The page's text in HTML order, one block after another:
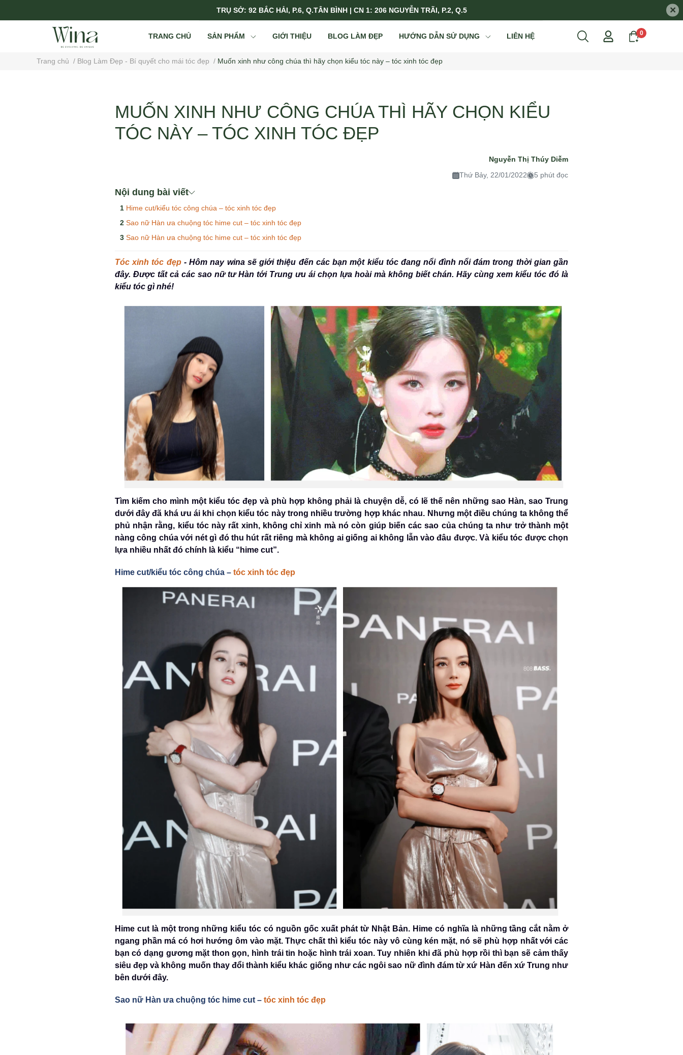
TRỤ SỞ: 92 BẮC HẢI, P.6, Q.TÂN BÌNH | CN 1: 206 NGUYỄN TRÃI, P.2, Q.5 ×
TRANG CHỦ SẢN PHẨM GIỚI THIỆU BLOG LÀM ĐẸP HƯỚNG DẪN SỬ DỤNG LIÊN HỆ 0
Trang chủ / Blog Làm Đẹp - Bí quyết cho mái tóc đẹp / Muốn xinh như công chúa thì hãy chọn kiểu tóc này – tóc xinh tóc đẹp
MUỐN XINH NHƯ CÔNG CHÚA THÌ HÃY CHỌN KIỂU
TÓC NÀY – TÓC XINH TÓC ĐẸP
Nguyễn Thị Thúy Diễm
Thứ Bảy, 22/01/2022
5 phút đọc
Nội dung bài viết
Hime cut/kiểu tóc công chúa – tóc xinh tóc đẹp
Sao nữ Hàn ưa chuộng tóc hime cut – tóc xinh tóc đẹp
Sao nữ Hàn ưa chuộng tóc hime cut – tóc xinh tóc đẹp
Tóc xinh tóc đẹp -Hôm nay wina sẽ giới thiệu đến các bạn một kiểu tóc đang nổi đình nổi đám trong thời gian gần
đây. Được tất cả các sao nữ tư Hàn tới Trung ưu ái chọn lựa hoài mà không biết chán. Hãy cùng xem kiểu tóc đó là
kiểu tóc gì nhé!
Tìm kiếm cho mình một kiểu tóc đẹp và phù hợp không phải là chuyện dễ, có lẽ thế nên những sao Hàn, sao Trung
dưới đây đã khá ưu ái khi chọn kiểu tóc này trong nhiều trường hợp khác nhau. Nhưng một điều chúng ta không thể
phủ nhận rằng, kiểu tóc này rất xinh, không chỉ xinh mà nó còn giúp biến các sao của chúng ta như trở thành một
nàng công chúa với nét gì đó thu hút rất riêng mà không ai giống ai không lẫn vào đâu được. Và kiểu tóc được chọn
lựa nhiều nhất đó chính là kiểu “hime cut”.
Hime cut/kiểu tóc công chúa – tóc xinh tóc đẹp
Hime cut là một trong những kiểu tóc có nguồn gốc xuất phát từ Nhật Bản. Hime có nghĩa là những tầng cắt nằm ở
ngang phần má có hơi hướng ôm vào mặt. Thực chất thì kiểu tóc này vô cùng kén mặt, nó sẽ phù hợp nhất với các
bạn có dạng gương mặt thon gọn, hình trái tin hoặc hình trái xoan. Tuy nhiên khi đã phù hợp rồi thì bạn sẽ cảm thấy
siêu đẹp và không muốn thay đổi thành kiểu khác giống như các ngôi sao nữ đình đám từ xứ Hàn đến xứ Trung như
bên dưới đây.
Sao nữ Hàn ưa chuộng tóc hime cut – tóc xinh tóc đẹp